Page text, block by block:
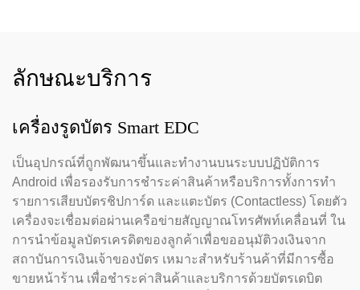
ลักษณะบริการ
เครื่องรูดบัตร Smart EDC
เป็นอุปกรณ์ที่ถูกพัฒนาขึ้นและทำงานบนระบบปฏิบัติการ
Android เพื่อรองรับการชำระค่าสินค้าหรือบริการทั้งการทำ
รายการเสียบบัตรชิปการ์ด และแตะบัตร (Contactless) โดยตัว
เครื่องจะเชื่อมต่อผ่านเครือข่ายสัญญาณโทรศัพท์เคลื่อนที่ ใน
การนำข้อมูลบัตรเครดิตของลูกค้าเพื่อขออนุมัติวงเงินจาก
สถาบันการเงินเจ้าของบัตร เหมาะสำหรับร้านค้าที่มีการซื้อ
ขายหน้าร้าน เพื่อชำระค่าสินค้าและบริการด้วยบัตรเดบิต